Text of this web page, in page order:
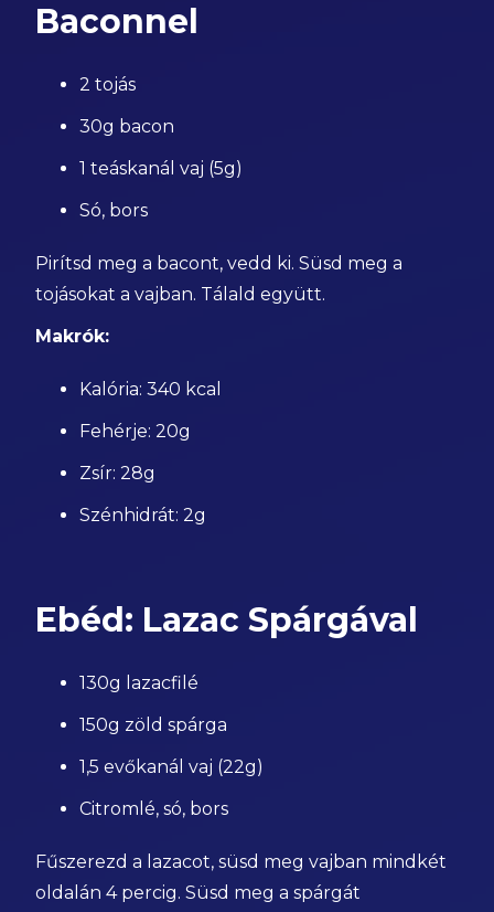
Baconnel
2 tojás
30g bacon
1 teáskanál vaj (5g)
Só, bors
Pirítsd meg a bacont, vedd ki. Süsd meg a
tojásokat a vajban. Tálald együtt.
Makrók:
Kalória: 340 kcal
Fehérje: 20g
Zsír: 28g
Szénhidrát: 2g
Ebéd: Lazac Spárgával
130g lazacfilé
150g zöld spárga
1,5 evőkanál vaj (22g)
Citromlé, só, bors
Fűszerezd a lazacot, süsd meg vajban mindkét
oldalán 4 percig. Süsd meg a spárgát